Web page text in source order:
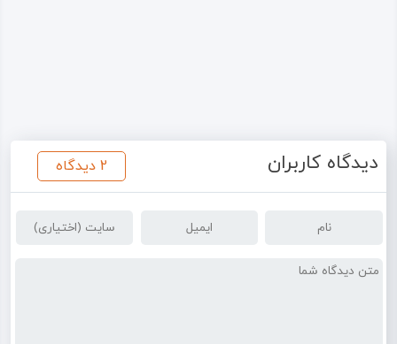
دیدگاه کاربران 2 دیدگاه